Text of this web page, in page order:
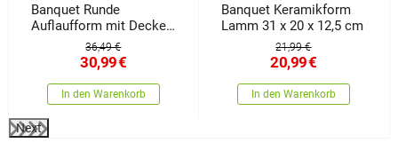
Banquet Runde
Auflaufform mit Deckel
Culinaria Red 3 l
36,49 €
30,99€
In den Warenkorb
Banquet Keramikform
Lamm 31 x 20 x 12,5 cm
21,99 €
20,99€
In den Warenkorb
Next